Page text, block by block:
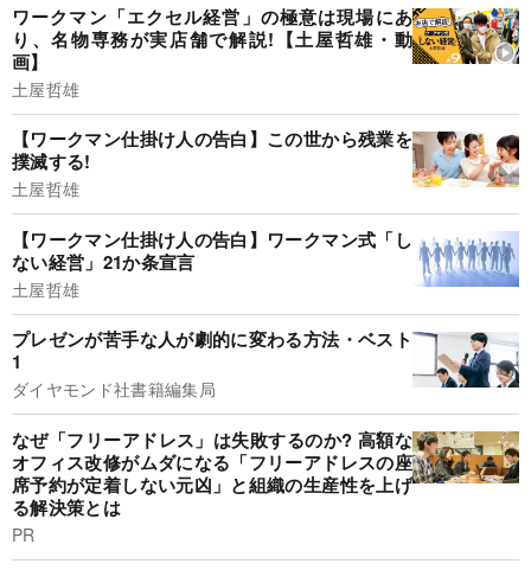
ワークマン「エクセル経営」の極意は現場にあ
り、名物専務が実店舗で解説!【土屋哲雄・動
画】
土屋哲雄
【ワークマン仕掛け人の告白】この世から残業を
撲滅する!
土屋哲雄
【ワークマン仕掛け人の告白】ワークマン式「し
ない経営」21か条宣言
土屋哲雄
プレゼンが苦手な人が劇的に変わる方法・ベスト
1
ダイヤモンド社書籍編集局
なぜ「フリーアドレス」は失敗するのか? 高額な
オフィス改修がムダになる「フリーアドレスの座
席予約が定着しない元凶」と組織の生産性を上げ
る解決策とは
PR